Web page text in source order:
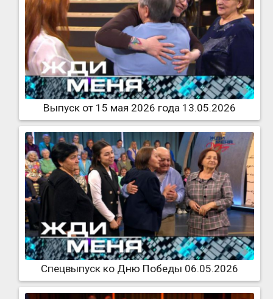
Выпуск от 15 мая 2026 года 13.05.2026
Спецвыпуск ко Дню Победы 06.05.2026